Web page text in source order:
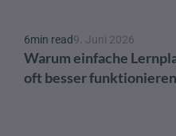
6min read9. Juni 2026
Warum einfache
oft besser funktionieren